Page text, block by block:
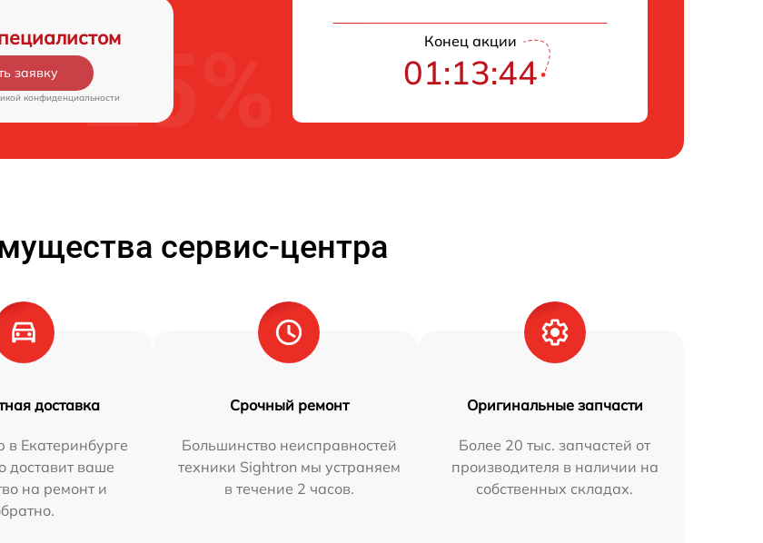
заявку
конфиденциальности
Конец акции
01:13:43
сервис-центра
доставка
Екатеринбурге
доставит ваше
на ремонт и
Срочный ремонт
Большинство неисправностей
техники Sightron мы устраняем
в течение 2 часов.
Оригинальные запчасти
Более 20 тыс. запчастей от
производителя в наличии на
собственных складах.